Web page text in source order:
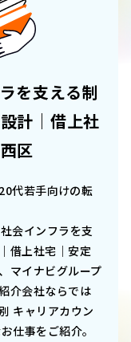
を支える制
計｜借上社
区
代若手向けの転
会インフラを支
借上社宅｜安定
マイナビグループ
介会社ならでは
キャリアカウン
仕事をご紹介。